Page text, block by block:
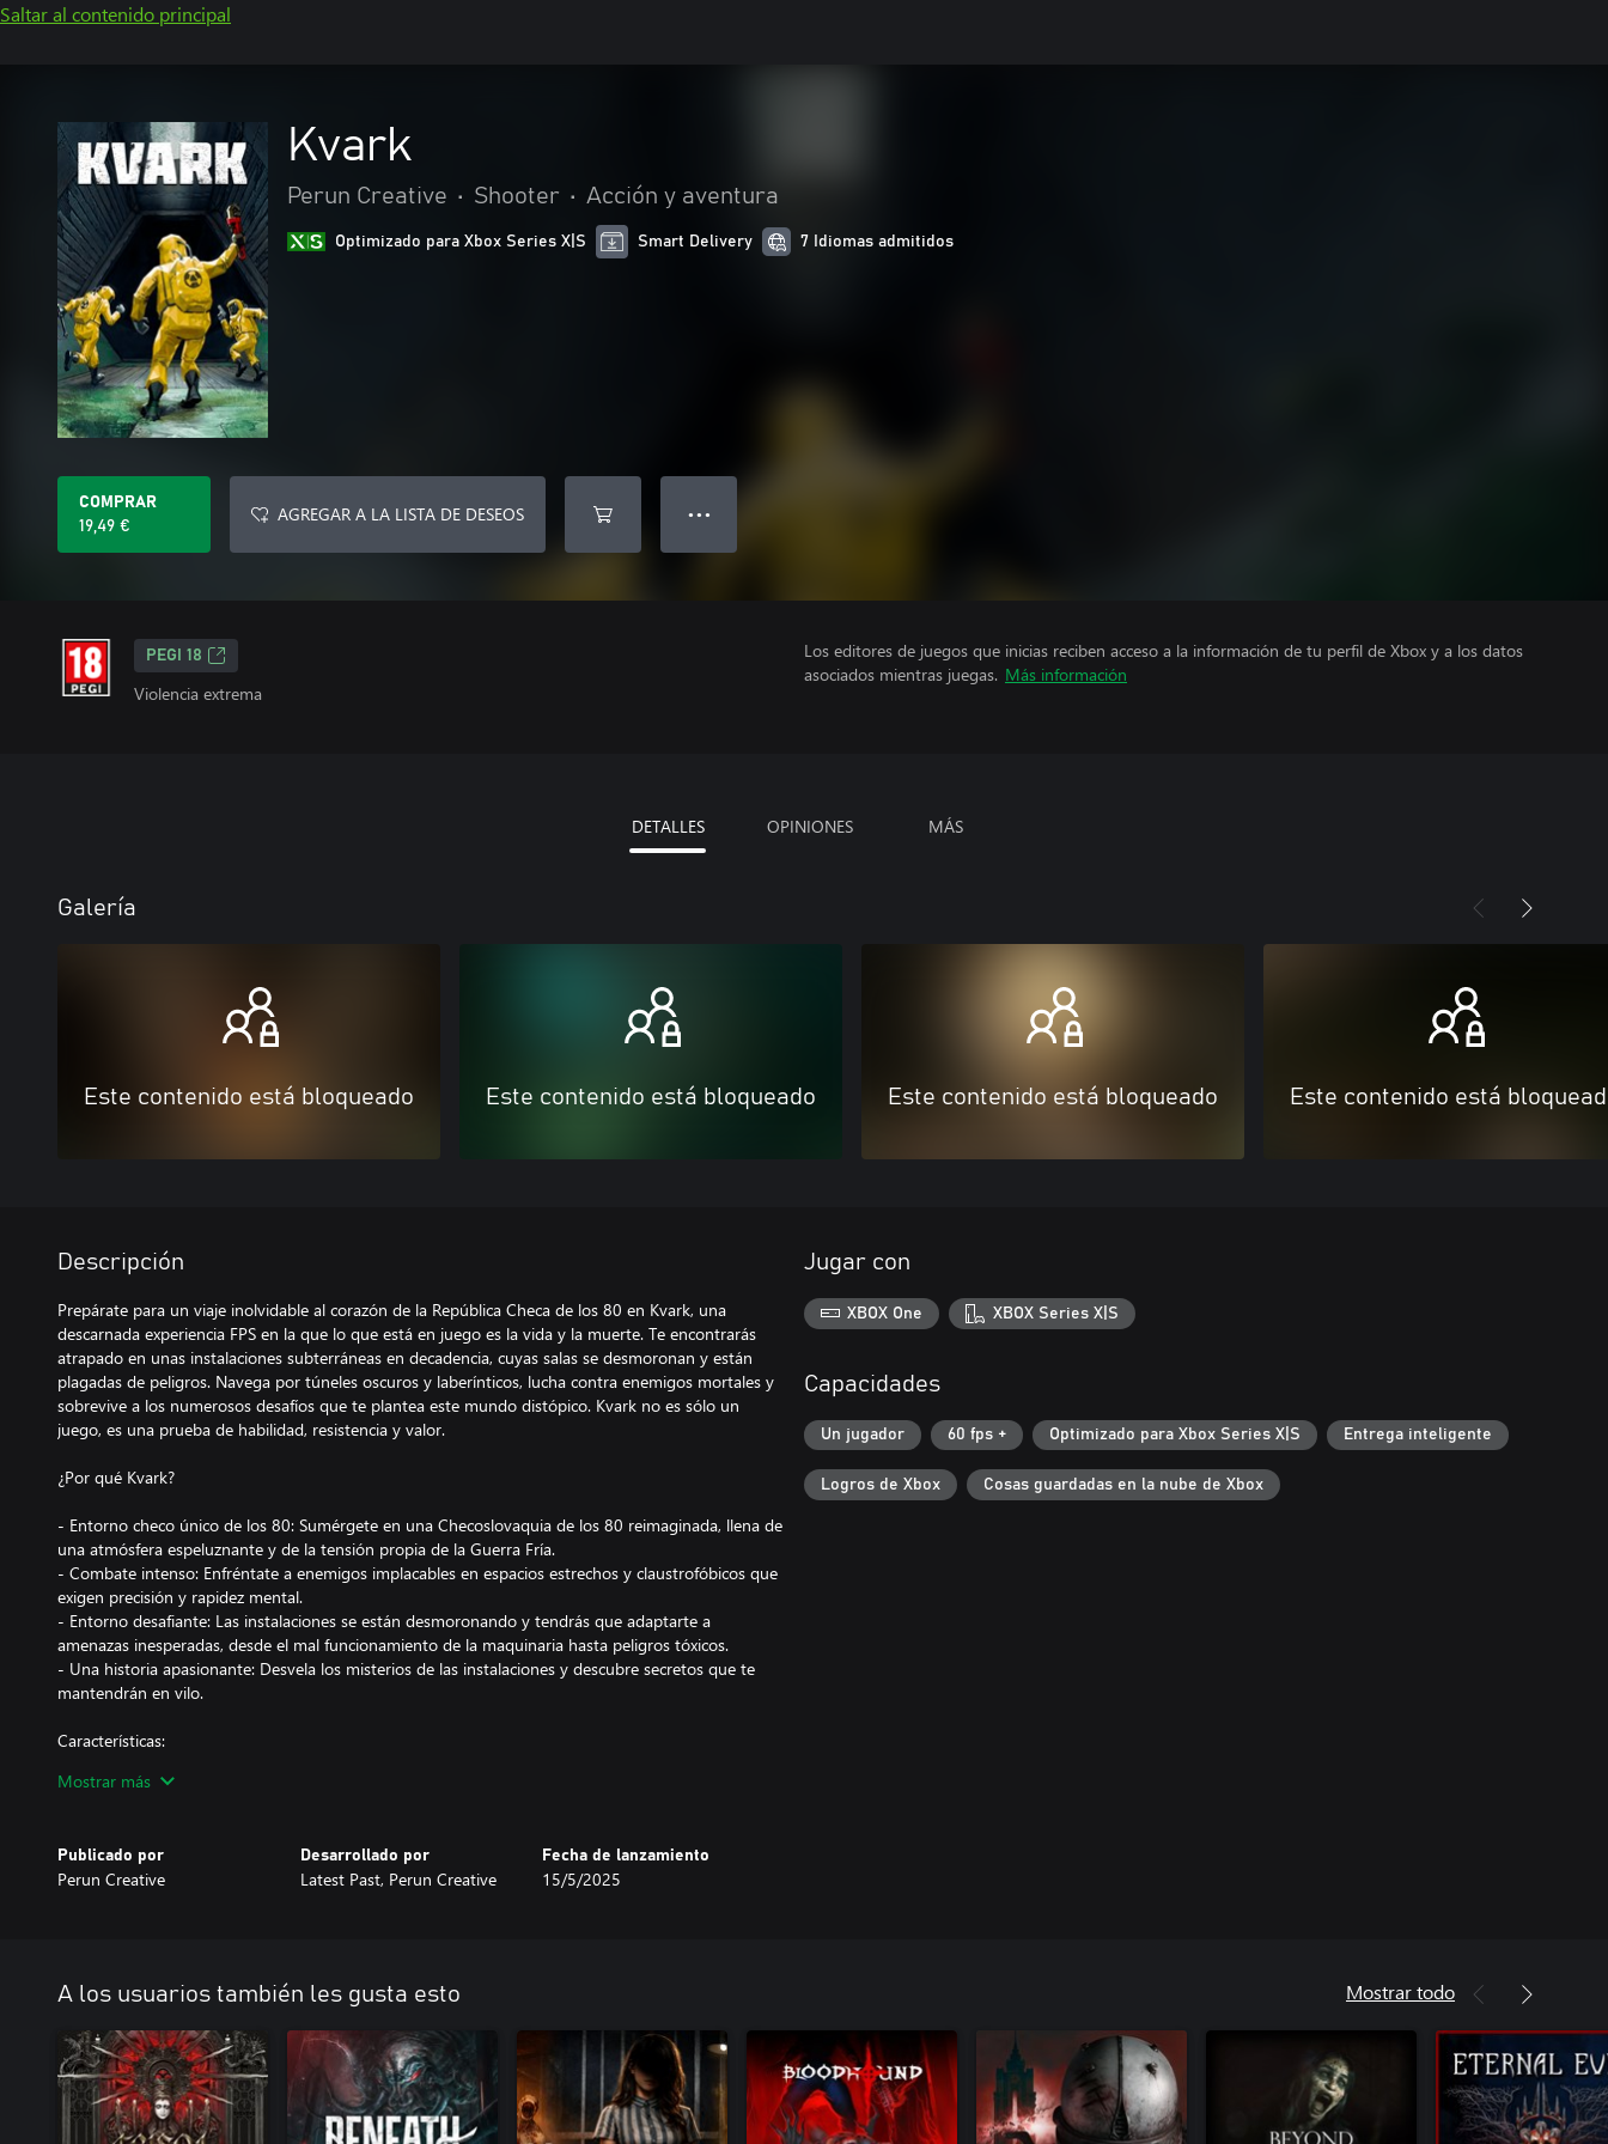
Saltar al contenido principal
Kvark
Perun Creative • Shooter • Acción y aventura
Optimizado para Xbox Series X|S Smart Delivery 7 Idiomas admitidos
COMPRAR
19,49 €
AGREGAR A LA LISTA DE DESEOS ● ● ●
PEGI 18
Violencia extrema
Los editores de juegos que inicias reciben acceso a la información de tu perfil de Xbox y a los datos
asociados mientras juegas. Más información
DETALLES OPINIONES MÁS
Galería
Este contenido está bloqueado Este contenido está bloqueado Este contenido está bloqueado Este contenido está
Descripción
Prepárate para un viaje inolvidable al corazón de la República Checa de los 80 en Kvark, una
descarnada experiencia FPS en la que lo que está en juego es la vida y la muerte. Te encontrarás
atrapado en unas instalaciones subterráneas en decadencia, cuyas salas se desmoronan y están
plagadas de peligros. Navega por túneles oscuros y laberínticos, lucha contra enemigos mortales y
sobrevive a los numerosos desafíos que te plantea este mundo distópico. Kvark no es sólo un
juego, es una prueba de habilidad, resistencia y valor.
¿Por qué Kvark?
- Entorno checo único de los 80: Sumérgete en una Checoslovaquia de los 80 reimaginada, llena de
una atmósfera espeluznante y de la tensión propia de la Guerra Fría.
- Combate intenso: Enfréntate a enemigos implacables en espacios estrechos y claustrofóbicos que
exigen precisión y rapidez mental.
- Entorno desafiante: Las instalaciones se están desmoronando y tendrás que adaptarte a
amenazas inesperadas, desde el mal funcionamiento de la maquinaria hasta peligros tóxicos.
- Una historia apasionante: Desvela los misterios de las instalaciones y descubre secretos que te
mantendrán en vilo.
Características:
- Mecánica FPS: Experimenta intensos tiroteos con diversas armas y opciones tácticas.
- Historia intrigante: descubre la historia oculta de Kvark y los retorcidos experimentos que se
llevan a cabo entre sus muros.
Mostrar más
Publicado por
Perun Creative
Desarrollado por
Latest Past, Perun Creative
Fecha de lanzamiento
15/5/2025
Jugar con
XBOX One XBOX Series X|S
Capacidades
Un jugador 60 fps + Optimizado para Xbox Series X|S Entrega inteligente
Logros de Xbox Cosas guardadas en la nube de Xbox
A los usuarios también les gusta esto Mostrar todo